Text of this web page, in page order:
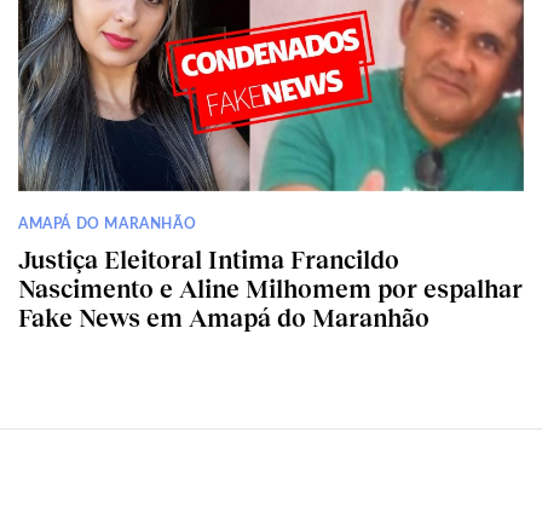
AMAPÁ DO MARANHÃO
Justiça Eleitoral Intima Francildo
Nascimento e Aline Milhomem por espalhar
Fake News em Amapá do Maranhão